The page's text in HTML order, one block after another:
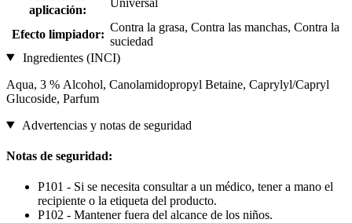
aplicación:
Efecto limpiador:
Contra la grasa, Contra las manchas, Contra la
suciedad
Ingredientes (INCI)
Aqua, 3 % Alcohol, Canolamidopropyl Betaine, Caprylyl/Capryl
Glucoside, Parfum
Advertencias y notas de seguridad
Notas de seguridad:
P101 - Si se necesita consultar a un médico, tener a mano el
recipiente o la etiqueta del producto.
P102 - Mantener fuera del alcance de los niños.